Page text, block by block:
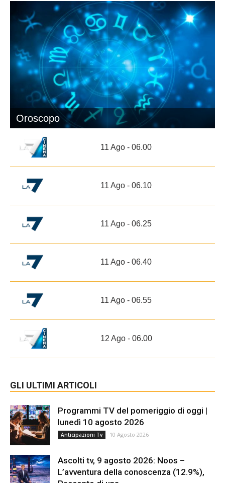
Oroscopo
11 Ago - 06.00
11 Ago - 06.10
11 Ago - 06.25
11 Ago - 06.40
11 Ago - 06.55
12 Ago - 06.00
GLI ULTIMI ARTICOLI
Programmi TV del pomeriggio di oggi |
lunedì 10 agosto 2026
Anticipazioni Tv 10 Agosto 2026
Ascolti tv, 9 agosto 2026: Noos –
L’avventura della conoscenza (12.9%),